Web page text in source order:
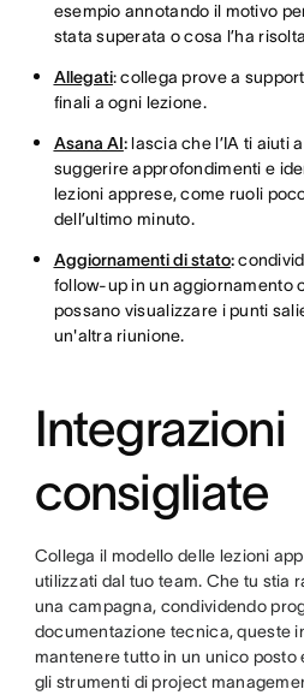
esempio annotando il motivo
stata superata o cosa l’ha
Allegati: collega prove a
finali a ogni lezione.
Asana AI:lascia che l’IA ti aiuti
suggerire approfondimenti e
lezioni apprese, come ruoli
dell’ultimo minuto.
Aggiornamenti di stato:
follow-up in un aggiornamento
possano visualizzare i punti
un'altra riunione.
Integrazioni
consigliate
Collega il modello delle lezioni
utilizzati dal tuo team. Che tu stia
una campagna, condividendo
documentazione tecnica, queste
mantenere tutto in un unico posto
gli strumenti di project